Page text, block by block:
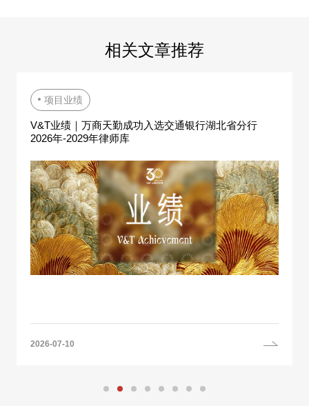
相关文章推荐
项目业绩
V&T业绩｜万商天勤成功入选交通银行湖北省分行
2026年-2029年律师库
2026-07-10